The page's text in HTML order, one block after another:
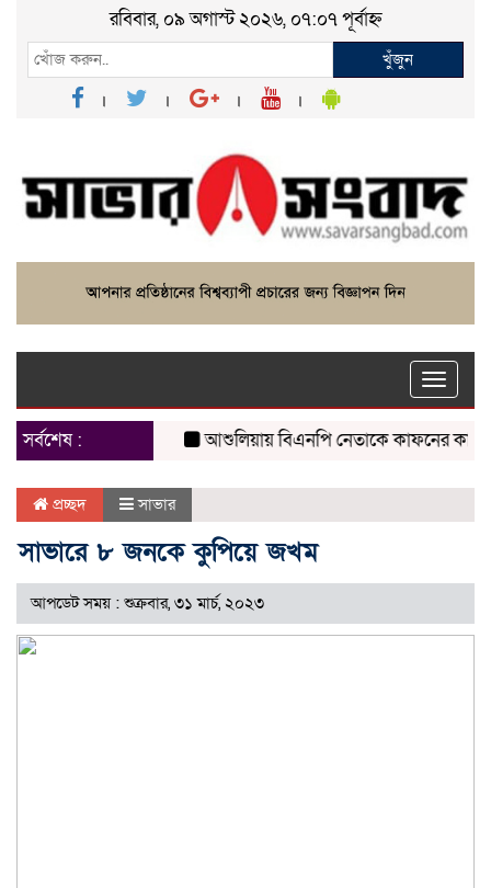
রবিবার, ০৯ অগাস্ট ২০২৬, ০৭:০৭ পূর্বাহ্ন
খুঁজুন
Toggle
সর্বশেষ :
আশুলিয়ায় বিএনপি নেতাকে কাফনের কাপড়
প্রচ্ছদ সাভার
সাভারে ৮ জনকে কুপিয়ে জখম
আপডেট সময় : শুক্রবার, ৩১ মার্চ, ২০২৩